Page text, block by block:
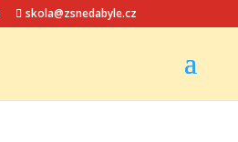
skola@zsnedabyle.cz